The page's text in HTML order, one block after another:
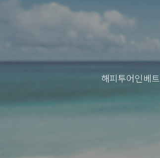
해피투어인베